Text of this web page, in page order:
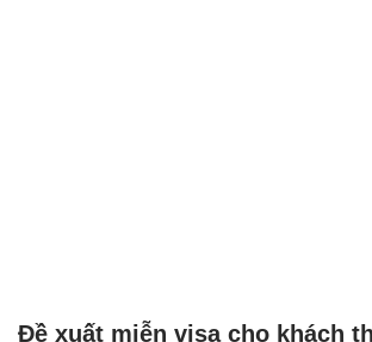
Đề xuất miễn visa cho khách